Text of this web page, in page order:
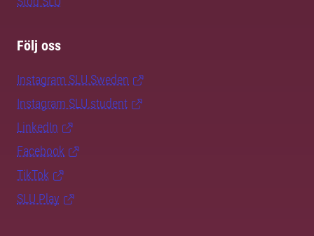
Följ oss
Instagram SLU.Sweden
Instagram SLU.student
LinkedIn
Facebook
TikTok
SLU Play